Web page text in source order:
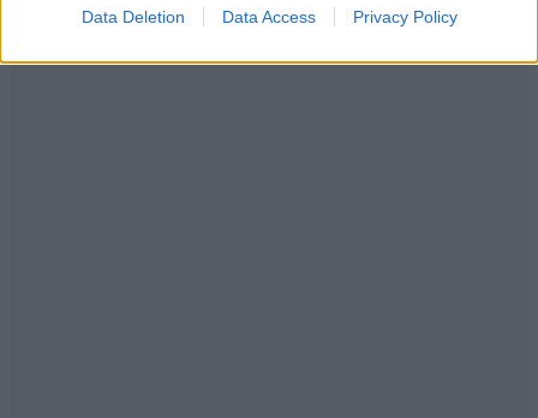
Data Deletion Data Access Privacy Policy